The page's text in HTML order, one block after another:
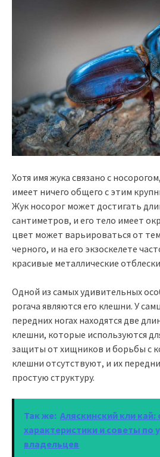
Хотя имя жука связано с
имеет ничего общего с этим
Жук носорог может достигать
сантиметров, и его тело имеет
цвет может варьироваться от
черного, и на его экзоскелете
красивые металлические
Одной из самых удивительных
рогача являются его клешни. У
передних ногах находятся две
клешни, которые используются
защиты от хищников и борьбы с
клешни отсутствуют, и их
простую структуру.
Так же: Аляскинский кли
характеристики и советы по
владельцев